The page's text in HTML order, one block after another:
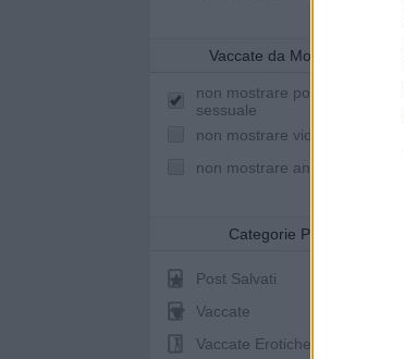
Vaccate da Mostrare
non mostrare post a sfondo
sessuale
non mostrare video youtube
non mostrare animazioni
Categorie Post
Post Salvati
Vaccate
Vaccate Erotiche